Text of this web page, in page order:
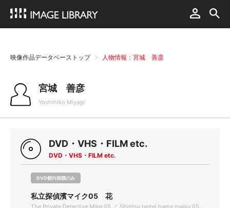
映像作品データベーストップ 人物情報：宮城 善彦
宮城 善彦
Yoshihiko Miyagi
DVD・VHS・FILM etc.
DVD・VHS・FILM etc.
DVD館内視聴のみ
私立探偵濱マイク05 花
The Private Detective Mike 05 ／ Shiritsu tantei hama maiku 05